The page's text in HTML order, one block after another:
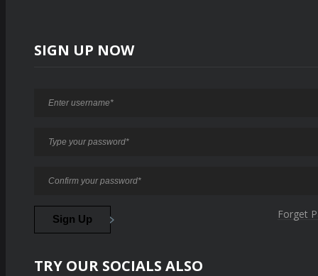
SIGN UP NOW
Forget
TRY OUR SOCIALS ALSO